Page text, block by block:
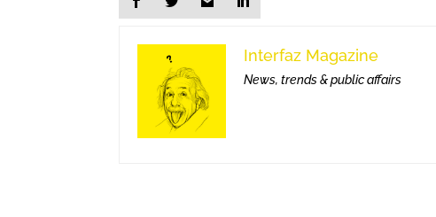
Interfaz Magazine
News, trends & public affairs